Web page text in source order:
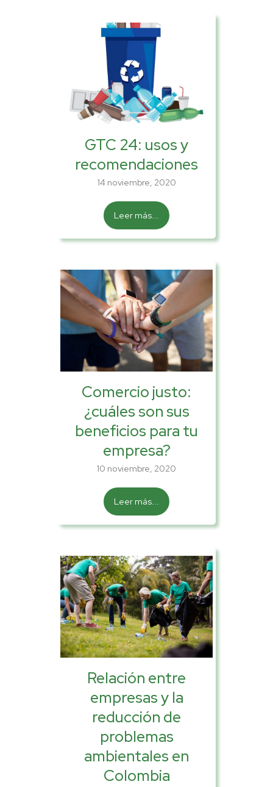
GTC 24: usos y
recomendaciones
14 noviembre, 2020
Leer más...
Comercio justo:
¿cuáles son sus
beneficios para tu
empresa?
10 noviembre, 2020
Leer más...
Relación entre
empresas y la
reducción de
problemas
ambientales en
Colombia